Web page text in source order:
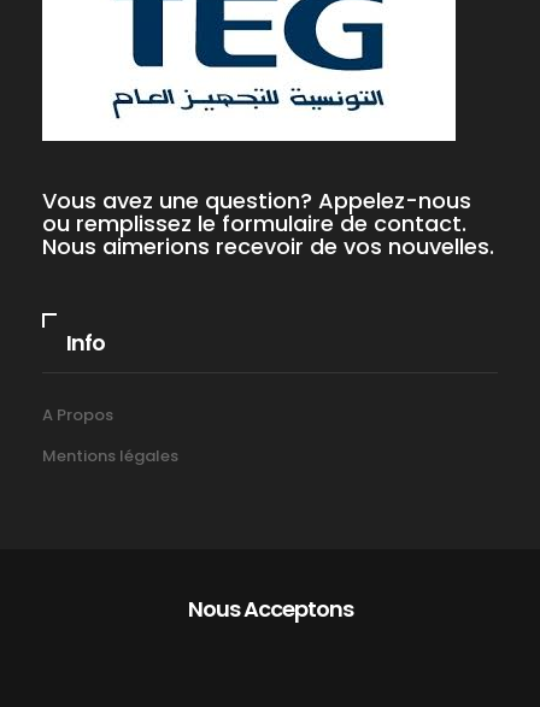
Vous avez une question? Appelez-nous
ou remplissez le formulaire de contact.
Nous aimerions recevoir de vos nouvelles.
Info
A Propos
Mentions légales
Nous Acceptons